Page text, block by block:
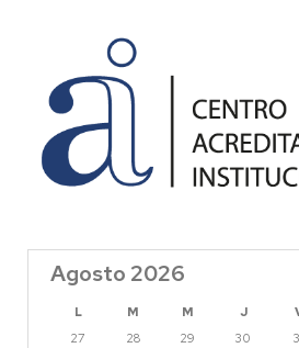
Agosto 2026
L M M J
27
28 29 30